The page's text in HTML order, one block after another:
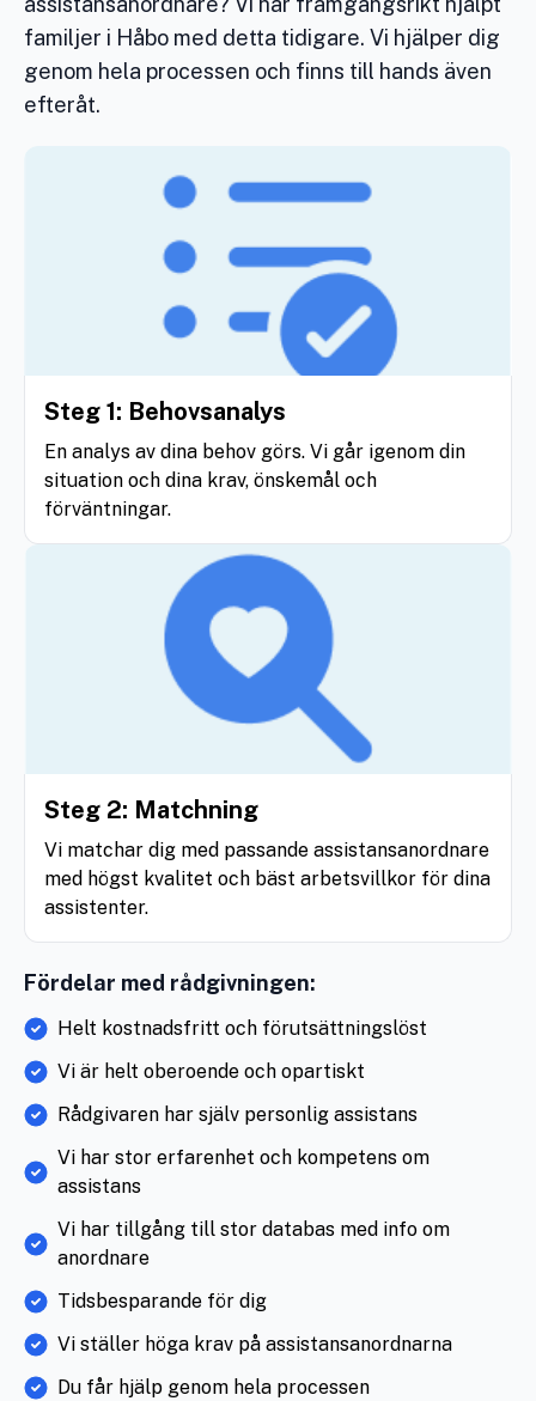
familjer i Håbo med detta tidigare. Vi hjälper dig
genom hela processen och finns till hands även
efteråt.
Steg 1: Behovsanalys
En analys av dina behov görs. Vi går igenom din
situation och dina krav, önskemål och
förväntningar.
Steg 2: Matchning
Vi matchar dig med passande assistansanordnare
med högst kvalitet och bäst arbetsvillkor för dina
assistenter.
Fördelar med rådgivningen:
Helt kostnadsfritt och förutsättningslöst
Vi är helt oberoende och opartiskt
Rådgivaren har själv personlig assistans
Vi har stor erfarenhet och kompetens om
assistans
Vi har tillgång till stor databas med info om
anordnare
Tidsbesparande för dig
Vi ställer höga krav på assistansanordnarna
Du får hjälp genom hela processen